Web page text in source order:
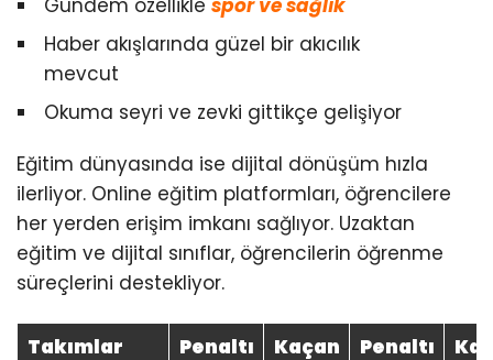
Gündem özellikle spor ve sağlık
Haber akışlarında güzel bir akıcılık
mevcut
Okuma seyri ve zevki gittikçe gelişiyor
Eğitim dünyasında ise dijital dönüşüm hızla
ilerliyor. Online eğitim platformları, öğrencilere
her yerden erişim imkanı sağlıyor. Uzaktan
eğitim ve dijital sınıflar, öğrencilerin öğrenme
süreçlerini destekliyor.
Takımlar Penaltı Kaçan Penaltı